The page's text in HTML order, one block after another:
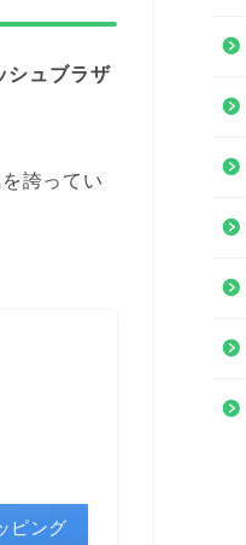
シュブラザ
誇ってい
ピング